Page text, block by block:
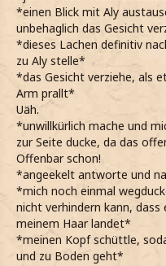
*einen Blick mit Aly
unbehaglich das Gesicht
*dieses Lachen definitiv
zu Aly stelle*
*das Gesicht verziehe, als
Arm prallt*
Uäh.
*unwillkürlich mache und
zur Seite ducke, da das
Offenbar schon!
*angeekelt antworte und
*mich noch einmal
nicht verhindern kann, dass
meinem Haar landet*
*meinen Kopf schüttle,
und zu Boden geht*